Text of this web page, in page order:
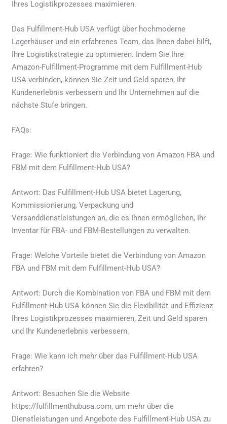
Ihres Logistikprozesses maximieren.
Das Fulfillment-Hub USA verfügt über hochmoderne
Lagerhäuser und ein erfahrenes Team, das Ihnen dabei hilft,
Ihre Logistikstrategie zu optimieren. Indem Sie Ihre
Amazon-Fulfillment-Programme mit dem Fulfillment-Hub
USA verbinden, können Sie Zeit und Geld sparen, Ihr
Kundenerlebnis verbessern und Ihr Unternehmen auf die
nächste Stufe bringen.
FAQs:
Frage: Wie funktioniert die Verbindung von Amazon FBA und
FBM mit dem Fulfillment-Hub USA?
Antwort: Das Fulfillment-Hub USA bietet Lagerung,
Kommissionierung, Verpackung und
Versanddienstleistungen an, die es Ihnen ermöglichen, Ihr
Inventar für FBA- und FBM-Bestellungen zu verwalten.
Frage: Welche Vorteile bietet die Verbindung von Amazon
FBA und FBM mit dem Fulfillment-Hub USA?
Antwort: Durch die Kombination von FBA und FBM mit dem
Fulfillment-Hub USA können Sie die Flexibilität und Effizienz
Ihres Logistikprozesses maximieren, Zeit und Geld sparen
und Ihr Kundenerlebnis verbessern.
Frage: Wie kann ich mehr über das Fulfillment-Hub USA
erfahren?
Antwort: Besuchen Sie die Website
https://fulfillmenthubusa.com, um mehr über die
Dienstleistungen und Angebote des Fulfillment-Hub USA zu